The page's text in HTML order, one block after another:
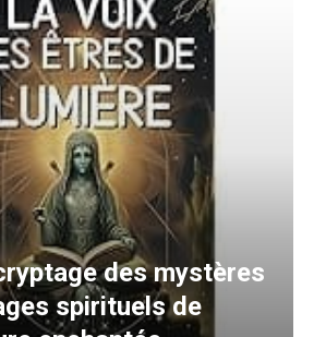
des mystères
spirituels de